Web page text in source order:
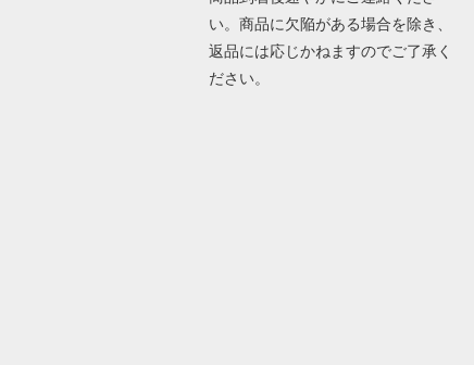
い。商品に欠陥がある場合を除き、
返品には応じかねますのでご了承く
ださい。